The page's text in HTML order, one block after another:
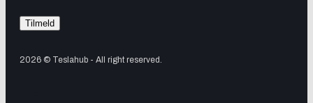
2026 © Teslahub - All right reserved.